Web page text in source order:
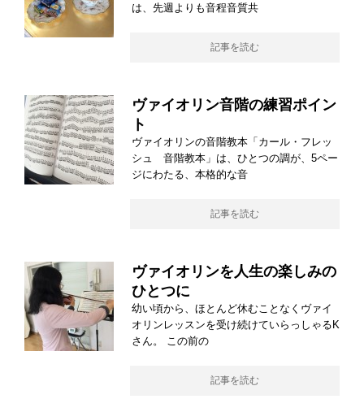
は、先週よりも音程音質共
記事を読む
ヴァイオリン音階の練習ポイン
ト
ヴァイオリンの音階教本「カール・フレッ
シュ 音階教本」は、ひとつの調が、5ペー
ジにわたる、本格的な音
記事を読む
ヴァイオリンを人生の楽しみの
ひとつに
幼い頃から、ほとんど休むことなくヴァイ
オリンレッスンを受け続けていらっしゃるK
さん。 この前の
記事を読む